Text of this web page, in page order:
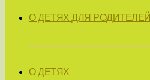
О ДЕТЯХ ДЛЯ РОДИТЕЛЕЙ
О ДЕТЯХ